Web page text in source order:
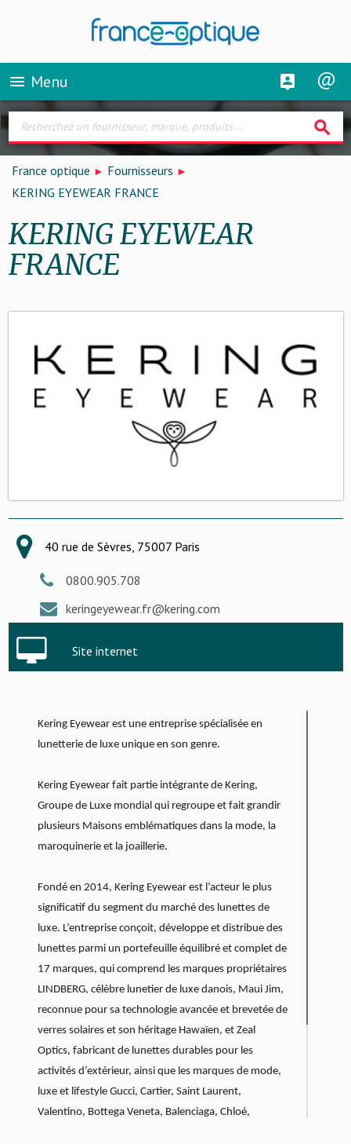
menu Menu
search
France optique
Fournisseurs
KERING EYEWEAR FRANCE
KERING EYEWEAR
FRANCE
40 rue de Sèvres, 75007 Paris
0800.905.708
keringeyewear.fr@kering.com
Site internet
Kering Eyewear est une entreprise spécialisée en
lunetterie de luxe unique en son genre.
Kering Eyewear fait partie intégrante de Kering,
Groupe de Luxe mondial qui regroupe et fait grandir
plusieurs Maisons emblématiques dans la mode, la
maroquinerie et la joaillerie.
Fondé en 2014, Kering Eyewear est l’acteur le plus
significatif du segment du marché des lunettes de
luxe. L’entreprise conçoit, développe et distribue des
lunettes parmi un portefeuille équilibré et complet de
17 marques, qui comprend les marques propriétaires
LINDBERG, célèbre lunetier de luxe danois, Maui Jim,
reconnue pour sa technologie avancée et brevetée de
verres solaires et son héritage Hawaïen, et Zeal
Optics, fabricant de lunettes durables pour les
activités d’extérieur, ainsi que les marques de mode,
luxe et lifestyle Gucci, Cartier, Saint Laurent,
Valentino, Bottega Veneta, Balenciaga, Chloé,